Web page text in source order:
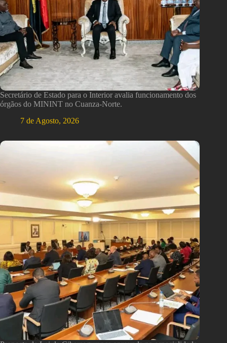
Secretário de Estado para o Interior avalia funcionamento dos
órgãos do MININT no Cuanza-Norte.
7 de Agosto, 2026